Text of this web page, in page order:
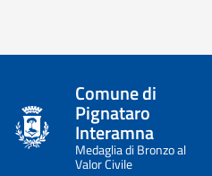
Comune di
Pignataro
Interamna
Medaglia di Bronzo al
Valor Civile